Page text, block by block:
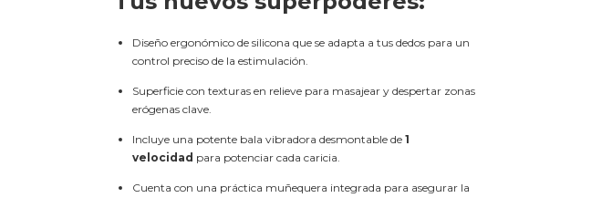
Diseño ergonómico de silicona que se adapta a tus dedos para un
control preciso de la estimulación.
Superficie con texturas en relieve para masajear y despertar zonas
erógenas clave.
Incluye una potente bala vibradora desmontable de 1
velocidad para potenciar cada caricia.
Cuenta con una práctica muñequera integrada para asegurar la